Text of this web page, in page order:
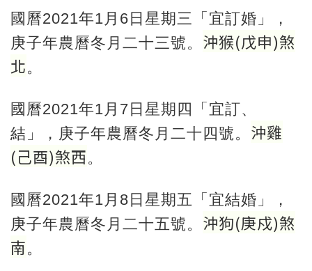
國曆2021年1月6日星期三「宜訂婚」，
庚子年農曆冬月二十三號。 沖猴(戊申)煞
北。
國曆2021年1月7日星期四「宜訂、
結」，庚子年農曆冬月二十四號。 沖雞
(己酉)煞西。
國曆2021年1月8日星期五「宜結婚」，
庚子年農曆冬月二十五號。 沖狗(庚戍)煞
南。